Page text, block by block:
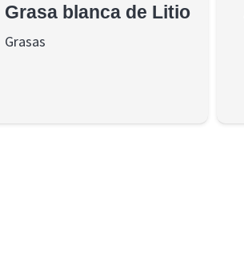
Grasa blanca de Litio
Grasas